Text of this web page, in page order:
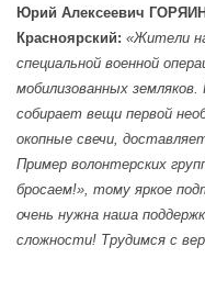
Юрий Алексеевич
Красноярский: «Жители
специальной военной
мобилизованных
собирает вещи первой
окопные свечи,
Пример волонтерских
бросаем!», тому яркое
очень нужна наша
сложности! Трудимся с